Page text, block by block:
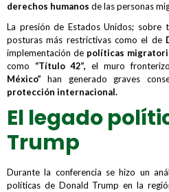
derechos humanos de las personas
La presión de Estados Unidos; sobre
posturas más restrictivas como el de
implementación de políticas
como “Título 42”, el muro
México” han generado graves
protección internacional.
El legado
Trump
Durante la conferencia se hizo un
políticas de Donald Trump en la